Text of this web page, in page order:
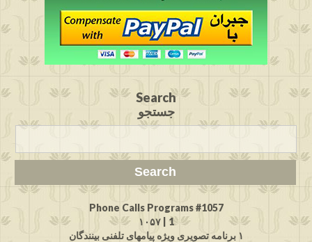
Search
جستجو
Phone Calls Programs #1057
1 | ۱۰۵۷
۱ برنامه تصویری ویژه پیامهای تلفنی بینندگان